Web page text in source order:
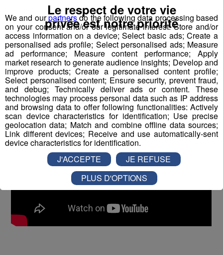
#RadioMontBlanc qui met en lumière les entreprises en
mouvement sur leurs engagements #RSE A retrouver
tous les lundis à 17h10
We and ourpartnersdo the following data processing based
on your consent and/or our legitimate interest: Store and/or
access information on a device; Select basic ads; Create a
personalised ads profile; Select personalised ads; Measure
ad performance; Measure content performance; Apply
market research to generate audience insights; Develop and
improve products; Create a personalised content profile;
Select personalised content; Ensure security, prevent fraud,
and debug; Technically deliver ads or content. These
technologies may process personal data such as IP address
and browsing data to offer following functionalities: Actively
scan device characteristics for identification; Use precise
geolocation data; Match and combine offline data sources;
Link different devices; Receive and use automatically-sent
device characteristics for identification.
Le respect de votre vie
privée est notre priorité
J'ACCEPTE
JE REFUSE
PLUS D'OPTIONS